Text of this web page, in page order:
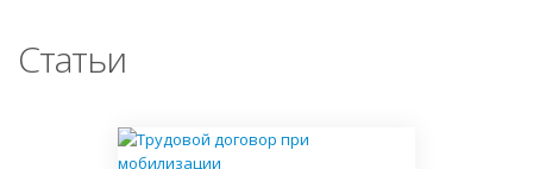
Статьи